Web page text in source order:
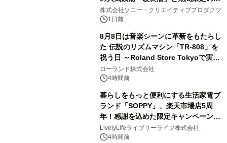
ラボレーション サウナイキタイコラ
ボグッズも発売決定！
株式会社ソニー・クリエイティブプロダクツ
1日前
8月8日は音楽シーンに革新をもたらし
た 伝説のリズムマシン「TR-808」を
祝う日 ～Roland Store Tokyoで実機
を展示しての 記念キャンペーンを開
催 英国ラジオ「NTS」の 特別プログ
アーティストを フィーチャーしたアニ
メーションを公開～
ローランド株式会社
4時間前
暮らしをもっと便利にする生活家電ブ
ランド「SOPPY」、楽天市場店5周
年！感謝を込めた限定キャンペーンを
8月10日より開催
LivelyLifeライブリーライフ株式会社
4時間前